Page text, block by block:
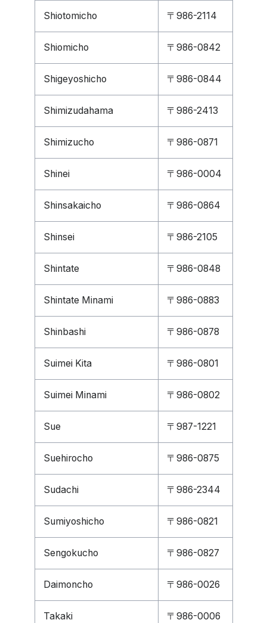
Shiotomicho 〒986-2114
Shiomicho 〒986-0842
Shigeyoshicho 〒986-0844
Shimizudahama 〒986-2413
Shimizucho 〒986-0871
Shinei 〒986-0004
Shinsakaicho 〒986-0864
Shinsei 〒986-2105
Shintate 〒986-0848
Shintate Minami 〒986-0883
Shinbashi 〒986-0878
Suimei Kita 〒986-0801
Suimei Minami 〒986-0802
Sue 〒987-1221
Suehirocho 〒986-0875
Sudachi 〒986-2344
Sumiyoshicho 〒986-0821
Sengokucho 〒986-0827
Daimoncho 〒986-0026
Takaki 〒986-0006